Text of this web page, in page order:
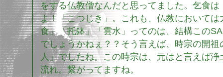
をする仏教僧なんだと思ってました。乞食
よ！「こつじき」。これも、仏教において
食」「托鉢」「雲水」ってのは、結構この
でしょうかねぇ？？そう言えば、時宗の開
人」でしたね。この時宗は、元はと言えば
流れ。繋がってますね。